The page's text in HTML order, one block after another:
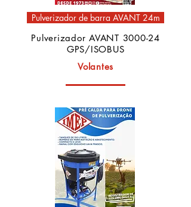
Pulverizador de barra AVANT 24m
Pulverizador AVANT 3000-24
GPS/ISOBUS
Volantes